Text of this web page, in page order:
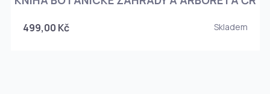
499,00 Kč Skladem